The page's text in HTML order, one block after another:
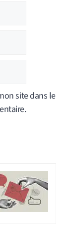
site dans le